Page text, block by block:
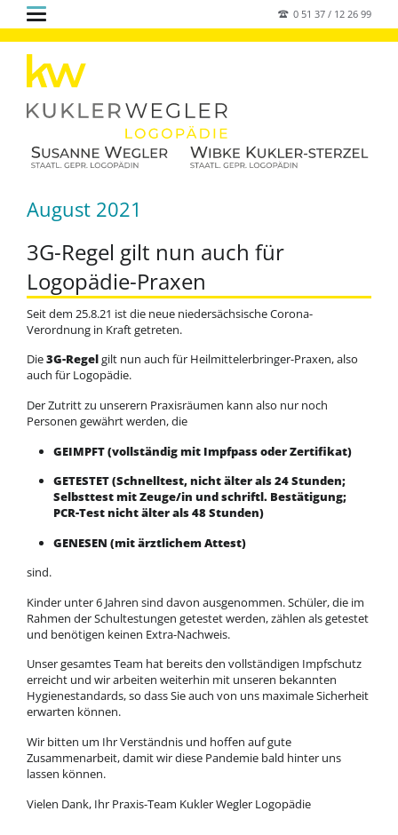
0 51 37 / 12 26 99
August 2021
3G-Regel gilt nun auch für
Logopädie-Praxen
Seit dem 25.8.21 ist die neue niedersächsische Corona-
Verordnung in Kraft getreten.
Die3G-Regelgilt nun auch für Heilmittelerbringer-Praxen, also
auch für Logopädie.
Der Zutritt zu unserern Praxisräumen kann also nur noch
Personen gewährt werden, die
GEIMPFT (vollständig mit Impfpass oder Zertifikat)
GETESTET (Schnelltest, nicht älter als 24 Stunden;
Selbsttest mit Zeuge/in und schriftl. Bestätigung;
PCR-Test nicht älter als 48 Stunden)
GENESEN (mit ärztlichem Attest)
sind.
Kinder unter 6 Jahren sind davon ausgenommen. Schüler, die im
Rahmen der Schultestungen getestet werden, zählen als getestet
und benötigen keinen Extra-Nachweis.
Unser gesamtes Team hat bereits den vollständigen Impfschutz
erreicht und wir arbeiten weiterhin mit unseren bekannten
Hygienestandards, so dass Sie auch von uns maximale Sicherheit
erwarten können.
Wir bitten um Ihr Verständnis und hoffen auf gute
Zusammenarbeit, damit wir diese Pandemie bald hinter uns
lassen können.
Vielen Dank, Ihr Praxis-Team Kukler Wegler Logopädie